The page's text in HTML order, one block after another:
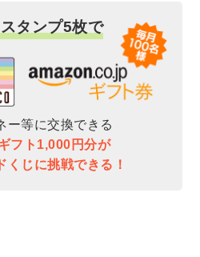
タンプ5枚で
ー等に交換できる
フト1,000円分が
くじに挑戦できる！